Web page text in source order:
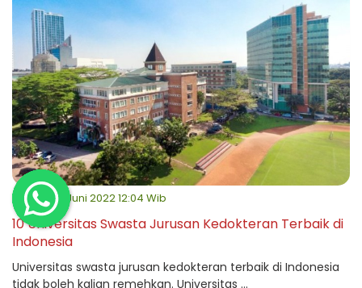
Selasa, 14 Juni 2022 12:04 Wib
10 Universitas Swasta Jurusan Kedokteran Terbaik di
Indonesia
Universitas swasta jurusan kedokteran terbaik di Indonesia
tidak boleh kalian remehkan. Universitas ...